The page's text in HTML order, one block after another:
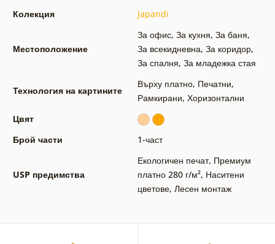
Колекция
Japandi
Местоположение
За офис, За кухня, За баня,
За всекидневна, За коридор,
За спалня, За младежка стая
Технология на картините
Върху платно, Печатни,
Рамкирани, Хоризонтални
Цвят
Брой части
1-част
USP предимства
Екологичен печат, Премиум
платно 280 г/м², Наситени
цветове, Лесен монтаж